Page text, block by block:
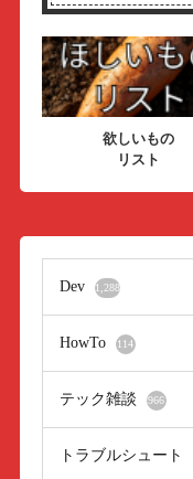
欲しいもの
リスト
Dev 1,288
HowTo 114
テック雑談 966
トラブルシュート